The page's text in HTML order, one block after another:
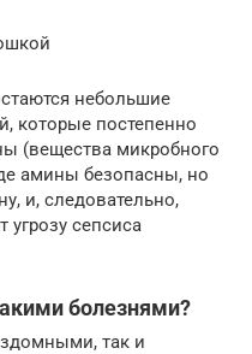
небольшие
которые постепенно
(вещества микробного
амины безопасны, но
и, следовательно,
угрозу сепсиса
болезнями?
так и